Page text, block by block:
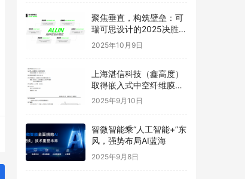
聚焦垂直，构筑壁垒：可
瑞可思设计的2025决胜之
道
2025年10月9日
上海湛信科技（鑫高度）
取得嵌入式中空纤维膜喷
丝头发明专利
2025年9月10日
智微智能乘“人工智能+”东
风，强势布局AI蓝海
2025年9月8日